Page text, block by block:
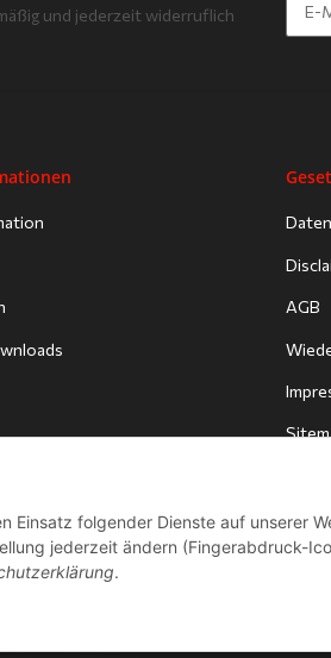
Einsatz folgender Dienste auf unserer
jederzeit ändern (Fingerabdruck-
.
und jederzeit widerruflich
AGB